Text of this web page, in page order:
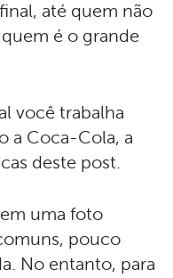
até quem não
é o grande
você trabalha
a Coca-Cola, a
deste post.
uma foto
pouco
No entanto, para